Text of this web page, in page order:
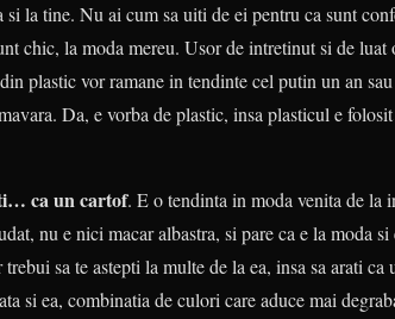
si la tine. Nu ai cum sa uiti de ei pentru ca sunt
chic, la moda mereu. Usor de intretinut si de
plastic vor ramane in tendinte cel putin un an
Da, e vorba de plastic, insa plasticul e
ca un cartof. E o tendinta in moda venita de la
nu e nici macar albastra, si pare ca e la moda
sa te astepti la multe de la ea, insa sa arati
si ea, combinatia de culori care aduce mai